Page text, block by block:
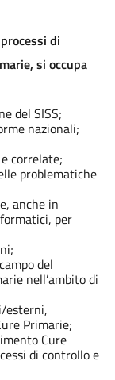
di
si occupa
del SISS;
nazionali;
correlate;
problematiche
anche in
per
del
nell’ambito di
esterni,
Primarie;
Cure
di controllo e